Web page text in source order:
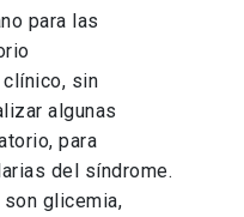
para las
sin
algunas
para
del síndrome.
glicemia,